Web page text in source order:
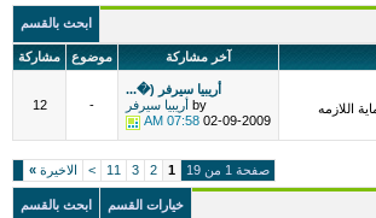
ابحث بالقسم
آخر مشاركة موضوع مشاركة
اللازمه
أريبيا سيرفر (�...
by أريبيا سيرفر
02-09-2009
07:58 AM
-
12
صفحة 1 من 19 1
2
3
11
> الاخيرة »
خيارات القسم ابحث بالقسم